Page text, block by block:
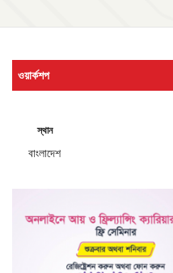
ওয়ার্কশপ
স্থান
বাংলাদেশ